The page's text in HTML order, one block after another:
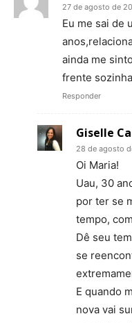
27 de agosto de
Eu me sai de
ainda me
frente
Responder
Giselle
28 de agosto
Oi Maria!
Uau, 30
por ter se
tempo,
Dê seu
se
E quando
nova vai